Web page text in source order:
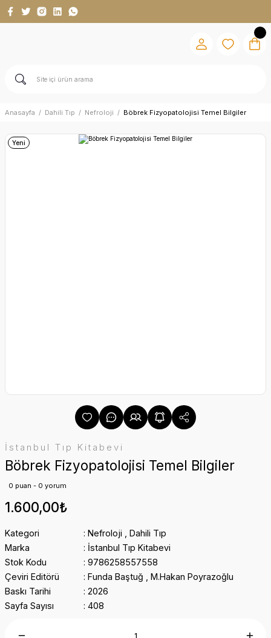
Anasayfa Dahili Tıp Nefroloji Böbrek Fizyopatolojisi Temel Bilgiler
Yeni
İstanbul Tıp Kitabevi
Böbrek Fizyopatolojisi Temel Bilgiler
0 puan - 0 yorum
1.600,00₺
Kategori Nefroloji
Dahili Tıp
Marka
İstanbul Tıp Kitabevi
Stok Kodu
9786258557558
Çeviri Editörü
Funda Baştuğ , M.Hakan Poyrazoğlu
Baskı Tarihi
2026
Sayfa Sayısı
408